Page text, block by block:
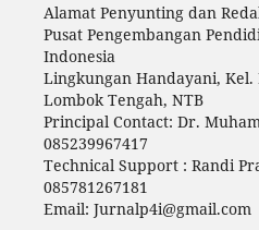
Alamat Penyunting dan
Pusat Pengembangan
Indonesia
Lingkungan Handayani, Kel.
Lombok Tengah, NTB
Principal Contact: Dr.
085239967417
Technical Support : Randi
085781267181
Email: Jurnalp4i@gmail.com